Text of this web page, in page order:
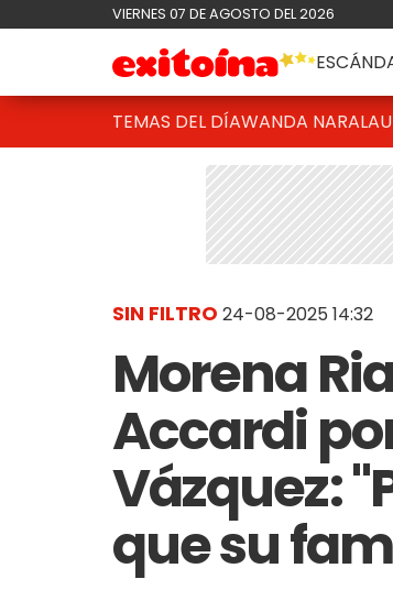
VIERNES 07 DE AGOSTO DEL 2026
TEMAS DEL DÍAWANDA NARA
SIN FILTRO 24-08-2025 14:32
Morena
Accardi
Vázquez:
que su